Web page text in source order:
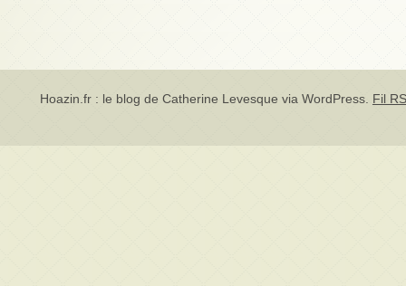
Hoazin.fr : le blog de Catherine Levesque via WordPress Fil